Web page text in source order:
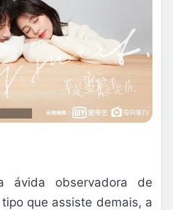
ávida observadora de
que assiste demais, a